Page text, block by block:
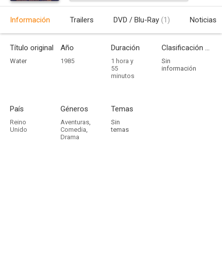
Información Trailers DVD / Blu-Ray (1) Noticias
Título original
Water
Año
1985
Duración
1 hora y
55
minutos
Clasificación por edades
Sin
información
País
Reino
Unido
Géneros
Aventuras,
Comedia,
Drama
Temas
Sin
temas